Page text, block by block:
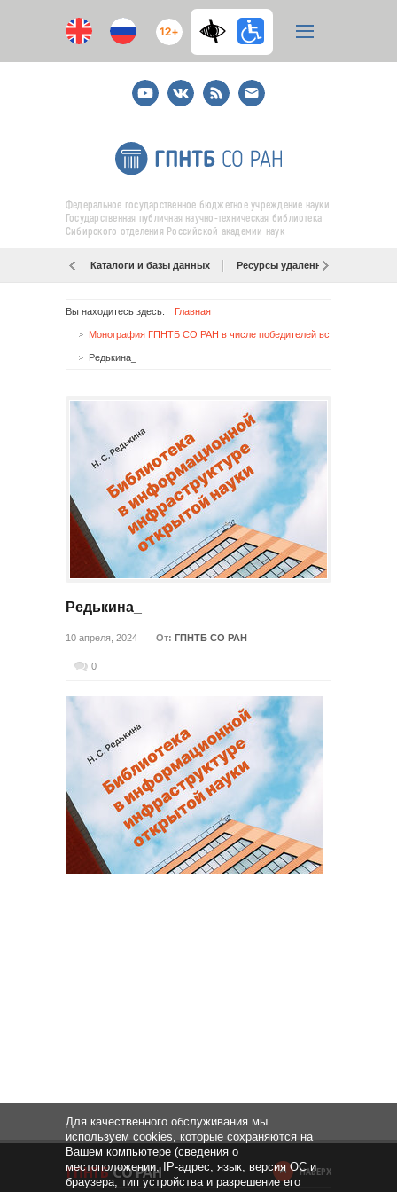
12+
YoutubeВКонтакте
RSS
E-
mail
подписка
Федеральное государственное бюджетное учреждение науки
Государственная публичная научно-техническая библиотека
Сибирского отделения Российской академии наук
Каталоги и базы данных Ресурсы удаленного доступа
Вы находитесь здесь: Главная
Редькина_
Редькина_
10 апреля, 2024 От: ГПНТБ СО РАН
0
НАВЕРХ
Для качественного обслуживания мы
используем cookies, которые сохраняются на
Вашем компьютере (сведения о
местоположении; IP-адрес; язык, версия ОС и
браузера; тип устройства и разрешение его